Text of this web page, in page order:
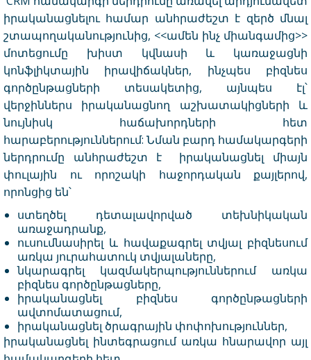
իրականացնելու համար անհրաժեշտ է զերծ մնալ
շտապողականությունից, <<ամեն ինչ միանգամից>>
մոտեցումը խիստ կվնասի և կառաջացնի
կոնֆլիկտային իրավիճակներ, ինչպես բիզնես
գործընթացների տեսակետից, այնպես էլ՝
վերջիններս իրականացնող աշխատակիցների և
նույնիսկ հաճախորդների հետ
հարաբերություններում: Նման բարդ համակարգերի
ներդրումը անհրաժեշտ է իրականացնել միայն
փուլային ու որոշակի հաջորդական քայլերով,
որոնցից են՝
ստեղծել դետալավորված տեխնիկական
առաջադրանք,
ուսումնասիրել և հավաքագրել տվյալ բիզնեսում
առկա յուրահատուկ տվյալաները,
նկարագրել կազմակերպություններում առկա
բիզնես գործընթացները,
իրականացնել բիզնես գործընթացների
ավտոմատացում,
իրականացնել ծրագրային փոփոխություններ,
իրականացնել ինտեգրացում առկա հնարավոր այլ